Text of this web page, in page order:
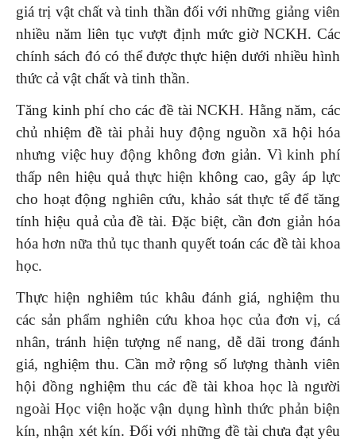
giá trị vật chất và tinh thần đối với những giảng viên
nhiều năm liên tục vượt định mức giờ NCKH. Các
chính sách đó có thể được thực hiện dưới nhiều hình
thức cả vật chất và tinh thần.
Tăng kinh phí cho các đề tài NCKH. Hằng năm, các
chủ nhiệm đề tài phải huy động nguồn xã hội hóa
nhưng việc huy động không đơn giản. Vì kinh phí
thấp nên hiệu quả thực hiện không cao, gây áp lực
cho hoạt động nghiên cứu, khảo sát thực tế để tăng
tính hiệu quả của đề tài. Đặc biệt, cần đơn giản hóa
hóa hơn nữa thủ tục thanh quyết toán các đề tài khoa
học.
Thực hiện nghiêm túc khâu đánh giá, nghiệm thu
các sản phẩm nghiên cứu khoa học của đơn vị, cá
nhân, tránh hiện tượng nể nang, dễ dãi trong đánh
giá, nghiệm thu. Cần mở rộng số lượng thành viên
hội đồng nghiệm thu các đề tài khoa học là người
ngoài Học viện hoặc vận dụng hình thức phản biện
kín, nhận xét kín. Đối với những đề tài chưa đạt yêu